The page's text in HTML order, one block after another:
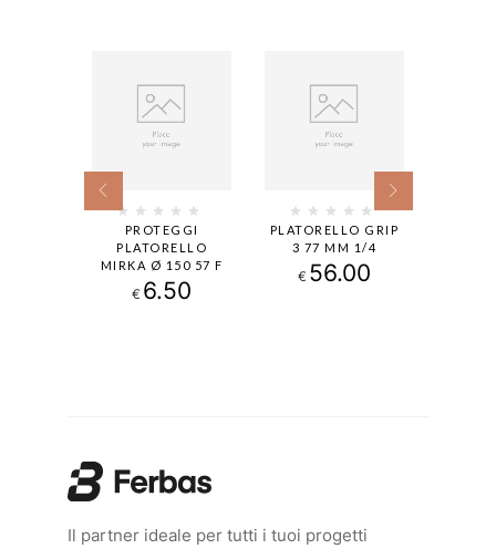
PROTEGGI
PLATORELLO
MIRKA Ø 150 57 F
€ 6.50
PLATORELLO GRIP
3 77 MM 1/4
€ 56.00
Il partner ideale per tutti i tuoi progetti